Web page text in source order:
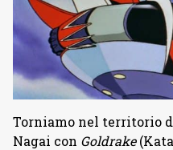
Torniamo nel territorio
Nagai con Goldrake